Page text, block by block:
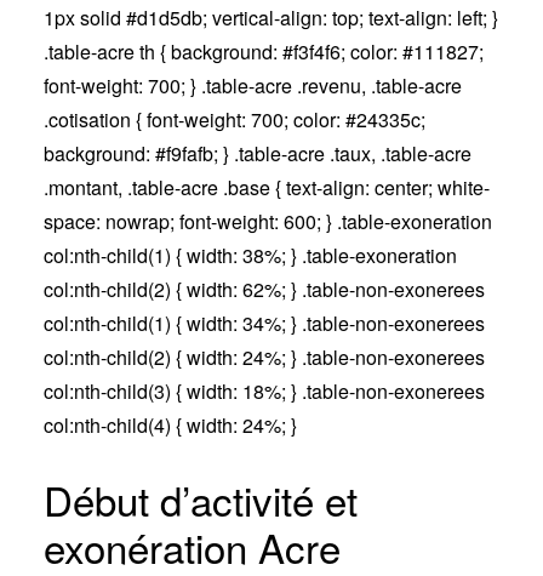
1px solid #d1d5db; vertical-align: top; text-align: left; }
.table-acre th { background: #f3f4f6; color: #111827;
font-weight: 700; } .table-acre .revenu, .table-acre
.cotisation { font-weight: 700; color: #24335c;
background: #f9fafb; } .table-acre .taux, .table-acre
.montant, .table-acre .base { text-align: center; white-
space: nowrap; font-weight: 600; } .table-exoneration
col:nth-child(1) { width: 38%; } .table-exoneration
col:nth-child(2) { width: 62%; } .table-non-exonerees
col:nth-child(1) { width: 34%; } .table-non-exonerees
col:nth-child(2) { width: 24%; } .table-non-exonerees
col:nth-child(3) { width: 18%; } .table-non-exonerees
col:nth-child(4) { width: 24%; }
Début d’activité et
exonération Acre